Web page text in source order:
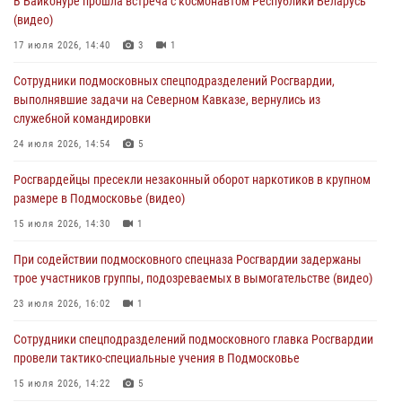
Подмосковье
05 августа 2026, 15:52
подозреваемые в организации незаконной миграции и
изготовлении поддельных документов (видео)
05 августа 2026, 15:48
отработали навыки огневой подготовки на комплексных учениях
04 августа 2026, 12:21 4
сигналам «Тревога» с охраняемых объектов в Подмосковье
04 августа 2026, 12:15
(видео)
17 июля 2026, 14:40 3 1
Сотрудники подмосковных спецподразделений Росгвардии,
выполнявшие задачи на Северном Кавказе, вернулись из
служебной командировки
24 июля 2026, 14:54 5
Росгвардейцы пресекли незаконный оборот наркотиков в крупном
размере в Подмосковье (видео)
15 июля 2026, 14:30 1
При содействии подмосковного спецназа Росгвардии задержаны
трое участников группы, подозреваемых в вымогательстве (видео)
23 июля 2026, 16:02 1
Сотрудники спецподразделений подмосковного главка Росгвардии
провели тактико-специальные учения в Подмосковье
15 июля 2026, 14:22 5